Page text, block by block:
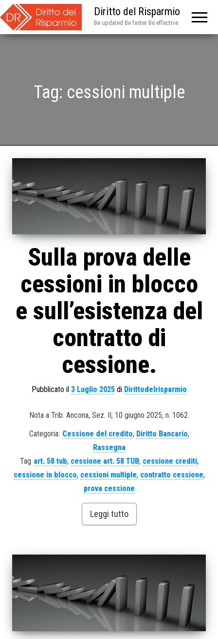
Diritto del Risparmio
Be updated Be faster Be effective
Tag: cessioni multiple
Sulla prova delle
cessioni in blocco
e sull’esistenza del
contratto di
cessione.
Pubblicato il 3 Luglio 2025di Dirittodelrisparmio
Nota a Trib. Ancona, Sez. II, 10 giugno 2025, n. 1062.
Categoria: Cessione del credito, Diritto Bancario,
Rassegna
Tag art. 58 tub, cessione art. 58 TUB, cessione crediti,
cessione in blocco, cessioni multiple, contratto cessione,
prova cessione
Leggi tutto